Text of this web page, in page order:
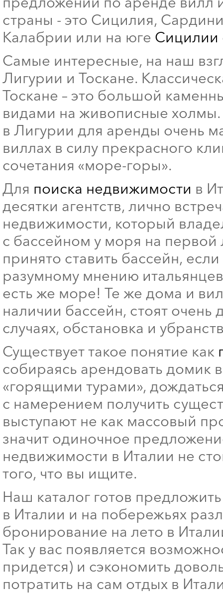
страны - это Сицилия,
Калабрии или на юге Сицилии
Самые интересные, на наш
Лигурии и Тоскане.
Тоскане – это большой
видами на живописные
в Лигурии для аренды очень
виллах в силу прекрасного
сочетания «море-горы».
Для поиска недвижимости в
десятки агентств, лично
недвижимости, который
с бассейном у моря на
принято ставить бассейн,
разумному мнению
есть же море! Те же дома и
наличии бассейн, стоят очень
случаях, обстановка и
Существует такое понятие как
собираясь арендовать домик
«горящими турами»,
с намерением получить
выступают не как массовый
значит одиночное
недвижимости в Италии не
того, что вы ищите.
Наш каталог готов
в Италии и на побережьях
бронирование на лето в
Так у вас появляется
придется) и сэкономить
потратить на сам отдых в